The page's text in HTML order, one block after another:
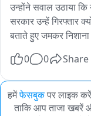
उन्होंने सवाल उठाया
सरकार उन्हें गिरफ्तार
बताते हुए जमकर निशाना
0
0 Share
हमेंफेसबुकपर लाइक
ताकि आप ताजा